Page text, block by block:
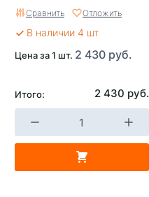
Сравнить Отложить
В наличии 4 шт
Цена за 1 шт. 2 430 руб.
Итого: 2 430 руб.